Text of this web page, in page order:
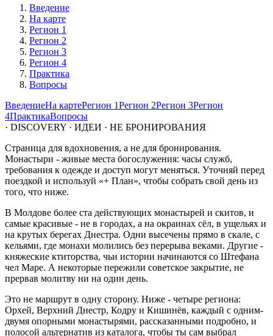
Введение
На карте
Регион 1
Регион 2
Регион 3
Регион 4
Практика
Вопросы
ВведениеНа картеРегион 1Регион 2Регион 3Регион
4ПрактикаВопросы
· DISCOVERY · ИДЕИ · НЕ БРОНИРОВАНИЯ
Страница для вдохновения, а не для бронирования.
Монастыри - живые места богослужения: часы служб,
требования к одежде и доступ могут меняться. Уточняй перед
поездкой и используй «+ План», чтобы собрать свой день из
того, что ниже.
В Молдове более ста действующих монастырей и скитов, и
самые красивые - не в городах, а на окраинах сёл, в ущельях и
на крутых берегах Днестра. Одни высечены прямо в скале, с
кельями, где монахи молились без перерыва веками. Другие -
княжеские ктиторства, чьи истории начинаются со Штефана
чел Маре. А некоторые пережили советское закрытие, не
прервав молитву ни на один день.
Это не маршрут в одну сторону. Ниже - четыре региона:
Орхей, Верхний Днестр, Кодру и Кишинёв, каждый с одним-
двумя опорными монастырями, рассказанными подробно, и
полосой альтернатив из каталога, чтобы ты сам выбрал